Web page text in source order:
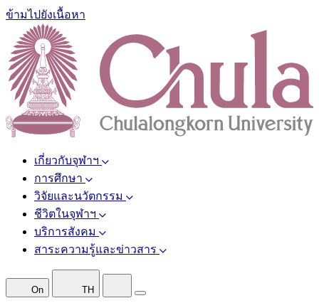
ข้ามไปยังเนื้อหา
เกี่ยวกับจุฬาฯ
การศึกษา
วิจัยและนวัตกรรม
ชีวิตในจุฬาฯ
บริการสังคม
สาระความรู้และข่าวสาร
On TH